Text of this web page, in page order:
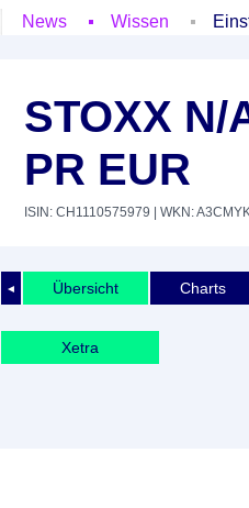
News
Wissen
STOXX N/
PR EUR
ISIN: CH1110575979 | WKN:
◄ Übersicht Charts
Xetra